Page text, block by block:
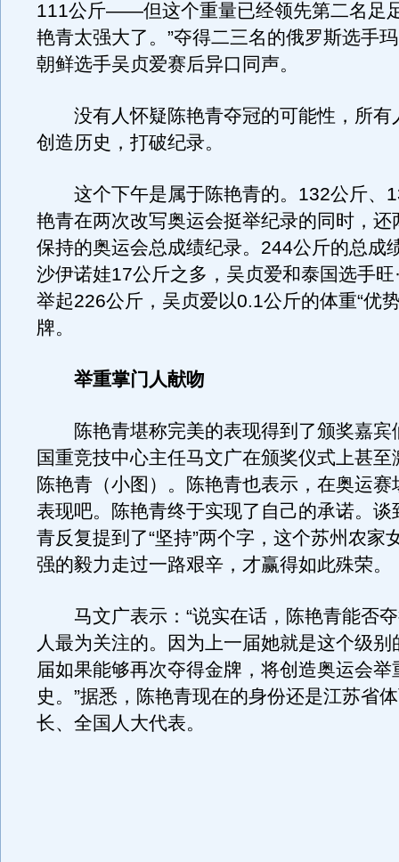
111公斤——但这个重量已经领先第二名足
艳青太强大了。”夺得二三名的俄罗斯选手
朝鲜选手吴贞爱赛后异口同声。
没有人怀疑陈艳青夺冠的可能性，所有
创造历史，打破纪录。
这个下午是属于陈艳青的。132公斤、
艳青在两次改写奥运会挺举纪录的同时，还
保持的奥运会总成绩纪录。244公斤的总成
沙伊诺娃17公斤之多，吴贞爱和泰国选手旺
举起226公斤，吴贞爱以0.1公斤的体重“优
牌。
举重掌门人献吻
陈艳青堪称完美的表现得到了颁奖嘉宾
国重竞技中心主任马文广在颁奖仪式上甚至
陈艳青（小图）。陈艳青也表示，在奥运赛
表现吧。陈艳青终于实现了自己的承诺。谈
青反复提到了“坚持”两个字，这个苏州农家
强的毅力走过一路艰辛，才赢得如此殊荣。
马文广表示：“说实在话，陈艳青能否夺
人最为关注的。因为上一届她就是这个级别
届如果能够再次夺得金牌，将创造奥运会举
史。”据悉，陈艳青现在的身份还是江苏省
长、全国人大代表。